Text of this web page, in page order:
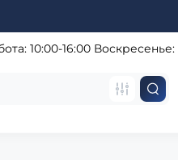
10:00-16:00Воскресенье: